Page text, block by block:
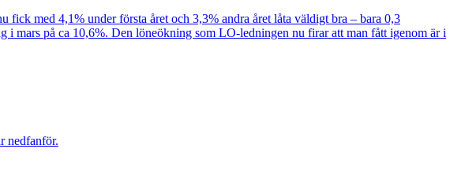
med 4,1% under första året och 3,3% andra året låta väldigt bra – bara 0,3
i mars på ca 10,6%. Den löneökning som LO-ledningen nu firar att man fått igenom är i
nedfanför.